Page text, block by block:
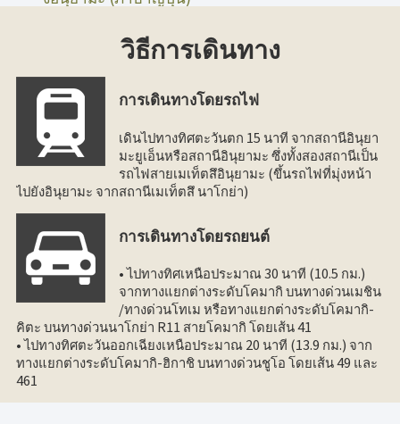
วิธีการเดินทาง
การเดินทางโดยรถไฟ
เดินไปทางทิศตะวันตก 15 นาที จากสถานีอินุยา
มะยูเอ็นหรือสถานีอินุยามะ ซึ่งทั้งสองสถานีเป็น
รถไฟสายเมเท็ตสึอินุยามะ (ขึ้นรถไฟที่มุ่งหน้า
ไปยังอินุยามะ จากสถานีเมเท็ตสึ นาโกย่า)
การเดินทางโดยรถยนต์
• ไปทางทิศเหนือประมาณ 30 นาที (10.5 กม.)
จากทางแยกต่างระดับโคมากิ บนทางด่วนเมชิน
/ทางด่วนโทเม หรือทางแยกต่างระดับโคมากิ-
คิตะ บนทางด่วนนาโกย่า R11 สายโคมากิ โดยเส้น 41
• ไปทางทิศตะวันออกเฉียงเหนือประมาณ 20 นาที (13.9 กม.) จาก
ทางแยกต่างระดับโคมากิ-ฮิกาชิ บนทางด่วนชูโอ โดยเส้น 49 และ
461